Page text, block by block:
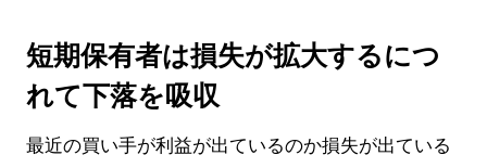
短期保有者は損失が拡大するにつ
れて下落を吸収
最近の買い手が利益が出ているのか損失が出ている